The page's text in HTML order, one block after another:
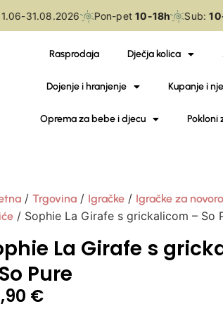
31.08.2026 Pon-pet10-18h Sub:10-
Rasprodaja Dječja kolica
Dojenje i hranjenje Kupanje i
Oprema za bebe i djecu Pokloni
/ Trgovina / Igračke / Igračke za
/ Sophie La Girafe s grickalicom – So
La Girafe s
Pure
€